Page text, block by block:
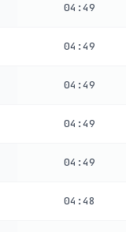
04:49
04:49
04:49
04:49
04:49
04:48